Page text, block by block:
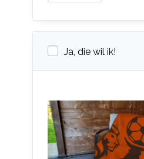
Ja, die wil ik!